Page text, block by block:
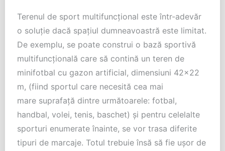
Terenul de sport multifuncțional este într-adevăr
o soluție dacă spațiul dumneavoastră este limitat.
De exemplu, se poate construi o bază sportivă
multifuncțională care să contină un teren de
minifotbal cu gazon artificial, dimensiuni 42×22
m, (fiind sportul care necesită cea mai
mare suprafață dintre următoarele: fotbal,
handbal, volei, tenis, baschet) și pentru celelalte
sporturi enumerate înainte, se vor trasa diferite
tipuri de marcaje. Totul trebuie însă să fie ușor de